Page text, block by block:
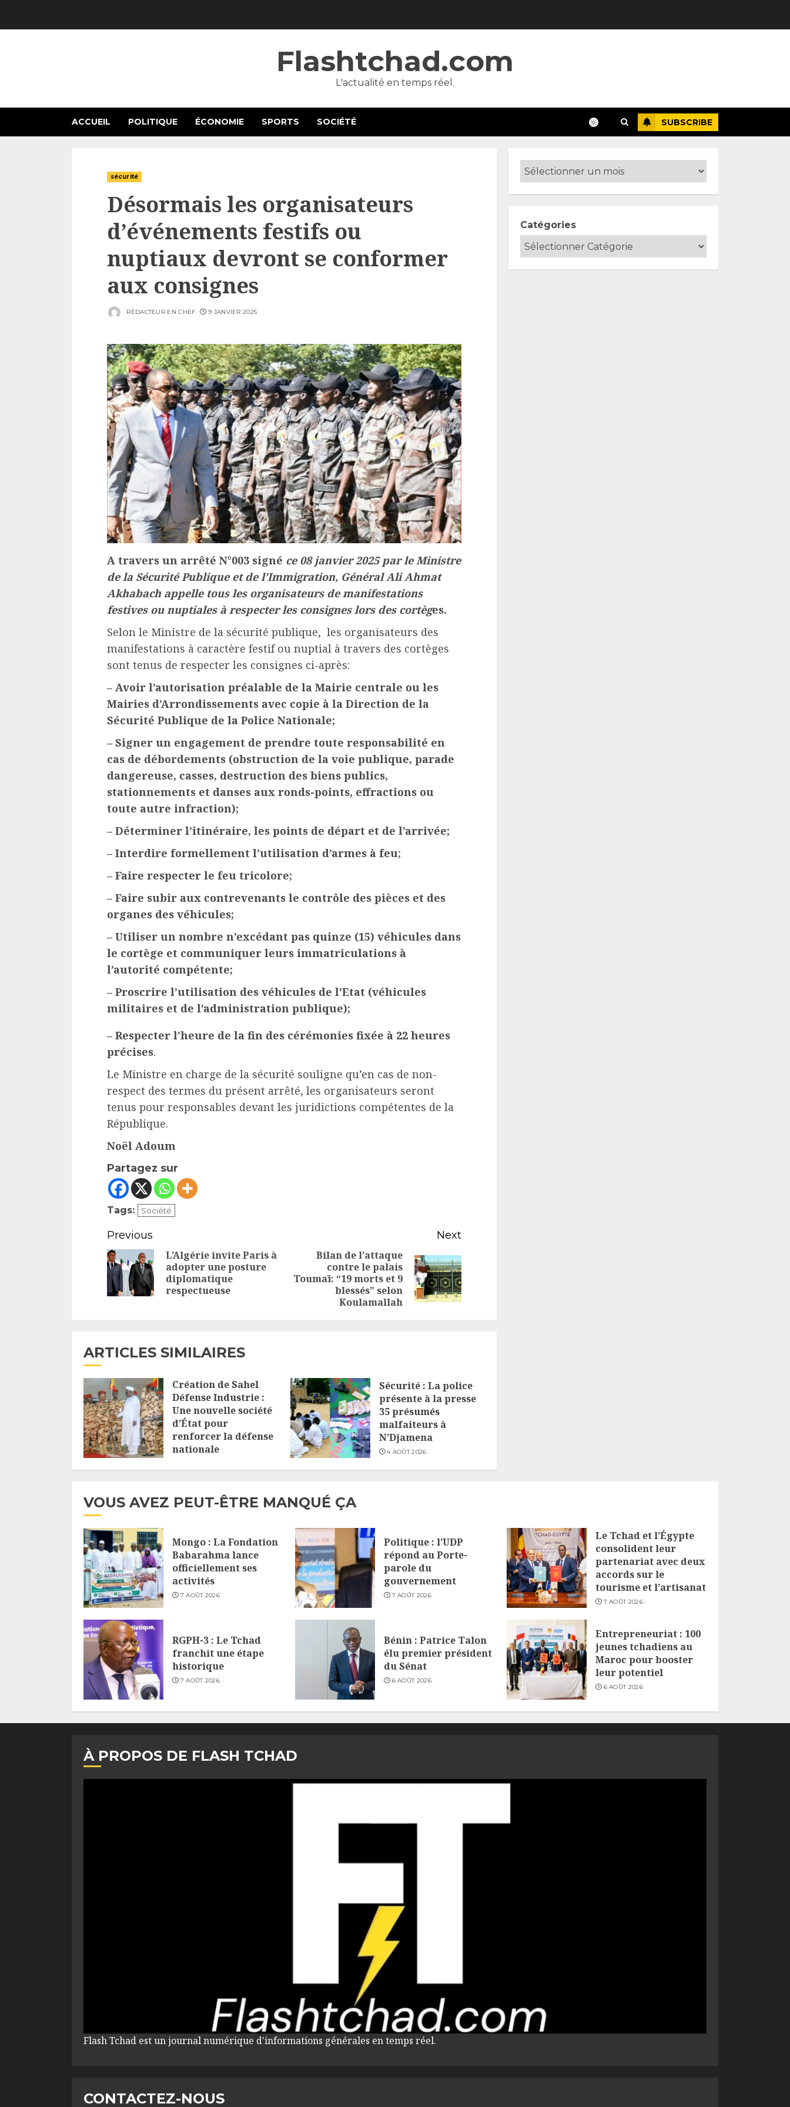
Flashtchad.com
L'actualité en temps réel.
ACCUEIL POLITIQUE ÉCONOMIE SPORTS SOCIÉTÉ SUBSCRIBE
sécurité
Désormais les organisateurs
d’événements festifs ou
nuptiaux devront se conformer
aux consignes
RÉDACTEUR EN CHEF 9 JANVIER 2025
A travers un arrêté N°003 signé ce 08 janvier 2025 par le Ministre
de la Sécurité Publique et de l’Immigration, Général Ali Ahmat
Akhabach appelle tous les organisateurs de manifestations
festives ou nuptiales à respecter les consignes lors des cortèges.
Selon le Ministre de la sécurité publique, les organisateurs des
manifestations à caractère festif ou nuptial à travers des cortèges
sont tenus de respecter les consignes ci-après:
– Avoir l’autorisation préalable de la Mairie centrale ou les
Mairies d’Arrondissements avec copie à la Direction de la
Sécurité Publique de la Police Nationale;
– Signer un engagement de prendre toute responsabilité en
cas de débordements (obstruction de la voie publique, parade
dangereuse, casses, destruction des biens publics,
stationnements et danses aux ronds-points, effractions ou
toute autre infraction);
– Déterminer l’itinéraire, les points de départ et de l’arrivée;
– Interdire formellement l’utilisation d’armes à feu;
– Faire respecter le feu tricolore;
– Faire subir aux contrevenants le contrôle des pièces et des
organes des véhicules;
– Utiliser un nombre n’excédant pas quinze (15) véhicules dans
le cortège et communiquer leurs immatriculations à
l’autorité compétente;
– Proscrire l’utilisation des véhicules de l’Etat (véhicules
militaires et de l’administration publique);
– Respecter l’heure de la fin des cérémonies fixée à 22 heures
précises.
Le Ministre en charge de la sécurité souligne qu’en cas de non-
respect des termes du présent arrêté, les organisateurs seront
tenus pour responsables devant les juridictions compétentes de la
République.
Noël Adoum
Partagez sur
Tags: Société
Continue
Reading
Previous
Previous
post:
L’Algérie invite Paris à
adopter une posture
diplomatique
respectueuse
Next
Next
Bilan de l’attaque
contre le palais
Toumaï: “19 morts et 9
blessés” selon
Koulamallah
ARTICLES SIMILAIRES
Création de Sahel
Défense Industrie :
Une nouvelle société
d’État pour
renforcer la défense
nationale
Sécurité : La police
présente à la presse
35 présumés
malfaiteurs à
N’Djamena
4 AOÛT 2026
Catégories
VOUS AVEZ PEUT-ÊTRE MANQUÉ ÇA
Mongo : La Fondation
Babarahma lance
officiellement ses
activités
7 AOÛT 2026
Politique : l’UDP
répond au Porte-
parole du
gouvernement
7 AOÛT 2026
Le Tchad et l’Égypte
consolident leur
partenariat avec deux
accords sur le
tourisme et l’artisanat
7 AOÛT 2026
RGPH-3 : Le Tchad
franchit une étape
historique
7 AOÛT 2026
Bénin : Patrice Talon
élu premier président
du Sénat
6 AOÛT 2026
Entrepreneuriat : 100
jeunes tchadiens au
Maroc pour booster
leur potentiel
6 AOÛT 2026
À PROPOS DE FLASH TCHAD
Flash Tchad est un journal numérique d'informations générales en temps réel.
CONTACTEZ-NOUS